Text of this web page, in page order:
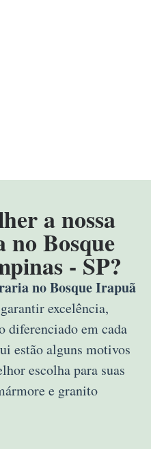
a nossa
Bosque
- SP?
no Bosque Irapuã
excelência,
diferenciado em cada
estão alguns motivos
escolha para suas
e granito